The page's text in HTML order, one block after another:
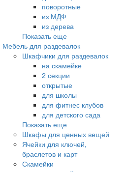
поворотные
из МДФ
из дерева
Показать еще
Мебель для раздевалок
Шкафчики для раздевалок
на скамейке
2 секции
открытые
для школы
для фитнес клубов
для детского сада
Показать еще
Шкафы для ценных вещей
Ячейки для ключей,
браслетов и карт
Скамейки